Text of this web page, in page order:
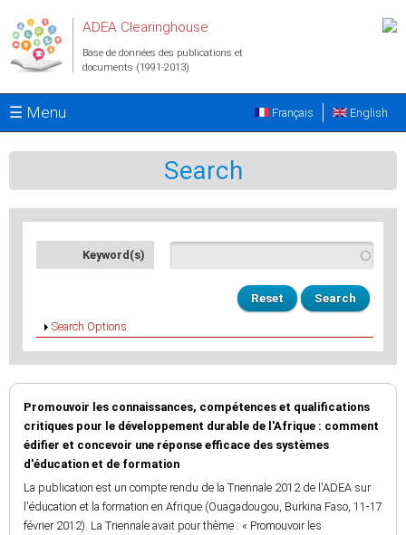
ADEA Clearinghouse
Base de données des publications et
documents (1991-2013)
☰ Menu English
Français
Search
Keyword(s)
Afficher
Search Options
Promouvoir les connaissances, compétences et qualifications
critiques pour le développement durable de l'Afrique : comment
édifier et concevoir une réponse efficace des systèmes
d'éducation et de formation
La publication est un compte rendu de la Triennale 2012 de l'ADEA sur
l'éducation et la formation en Afrique (Ouagadougou, Burkina Faso, 11-17
février 2012). La Triennale avait pour thème : « Promouvoir les